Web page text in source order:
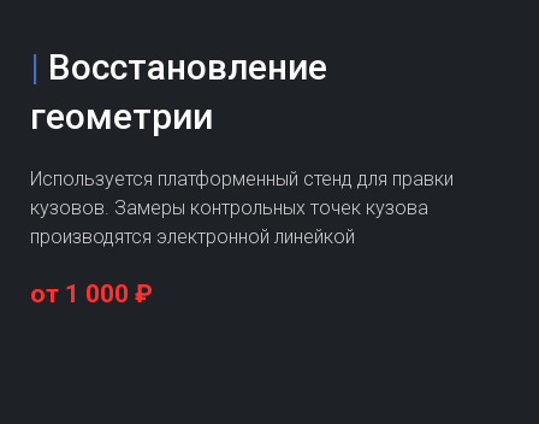
| Восстановление
геометрии
Используется платформенный стенд для правки
кузовов. Замеры контрольных точек кузова
производятся электронной линейкой
от 1 000 ₽